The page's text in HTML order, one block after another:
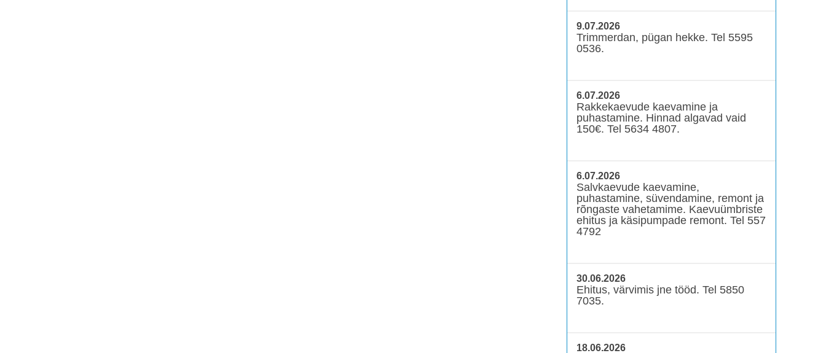
9.07.2026
Trimmerdan, pügan hekke. Tel 5595
0536.
6.07.2026
Rakkekaevude kaevamine ja
puhastamine. Hinnad algavad vaid
150€. Tel 5634 4807.
6.07.2026
Salvkaevude kaevamine,
puhastamine, süvendamine, remont ja
rõngaste vahetamime. Kaevuümbriste
ehitus ja käsipumpade remont. Tel 557
4792
30.06.2026
Ehitus, värvimis jne tööd. Tel 5850
7035.
18.06.2026